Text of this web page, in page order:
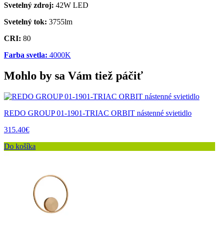
Svetelný zdroj: 42W LED
Svetelný tok: 3755lm
CRI: 80
Farba svetla: 4000K
Mohlo by sa Vám tiež páčiť
REDO GROUP 01-1901-TRIAC ORBIT nástenné svietidlo
315.40€
Do košíka